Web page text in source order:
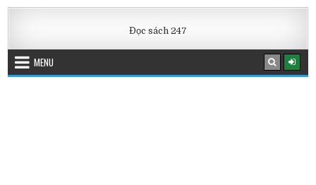
Đọc sách 247
MENU